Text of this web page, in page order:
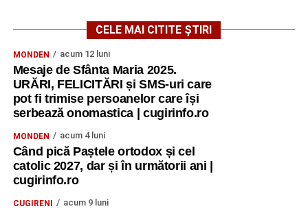
CELE MAI CITITE ȘTIRI
MONDEN acum 12 luni
Mesaje de Sfânta Maria 2025.
URĂRI, FELICITĂRI și SMS-uri care
pot fi trimise persoanelor care își
serbează onomastica | cugirinfo.ro
MONDEN acum 4 luni
Când pică Paștele ortodox și cel
catolic 2027, dar și în următorii ani |
cugirinfo.ro
CUGIRENI acum 9 luni